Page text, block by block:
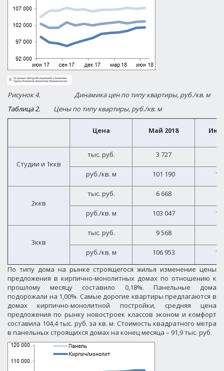
Рисунок 4.
Динамика цен по типу квартиры, руб./кв. м
Таблица 2.
Цены по типу квартиры, руб./кв. м
Цена Май 2018
Студии и 1ккв
тыс. руб. 3 727
руб./кв. м 101 190
2ккв
тыс. руб. 6 668
руб./кв. м 103 047
3ккв
тыс. руб. 9 568
руб./кв. м 106 953
По типу дома на рынке строящегося жилья изменение цены
предложения в кирпично-монолитных домах по отношению к
прошлому месяцу составило 0,18%. Панельные дома
подорожали на 1,00%. Самые дорогие квартиры предлагаются в
домах кирпично-монолитной постройки, средняя цена
предложения по рынку новостроек классов эконом и комфорт
составила 104,4 тыс. руб. за кв. м. Стоимость квадратного метра
в панельных строящихся домах на конец месяца – 91,9 тыс. руб.